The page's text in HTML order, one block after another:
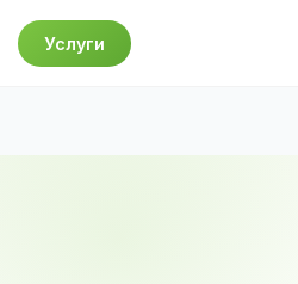
Услуги